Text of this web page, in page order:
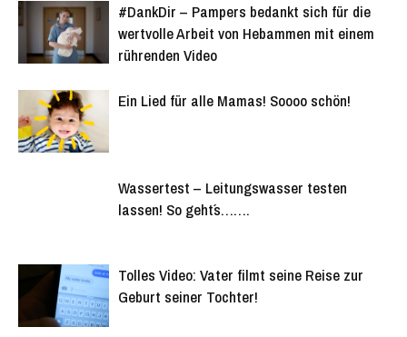
#DankDir – Pampers bedankt sich für die
wertvolle Arbeit von Hebammen mit einem
rührenden Video
Ein Lied für alle Mamas! Soooo schön!
Wassertest – Leitungswasser testen
lassen! So geht´s…….
Tolles Video: Vater filmt seine Reise zur
Geburt seiner Tochter!